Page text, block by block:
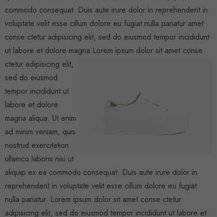
commodo consequat. Duis aute irure dolor in reprehenderit in
voluptate velit esse cillum dolore eu fugiat nulla pariatur amet
conse ctetur adipisicing elit, sed do eiusmod tempor incididunt
ut labore et dolore magna.Lorem ipsum dolor sit amet conse
ctetur adipisicing elit,
sed do eiusmod
tempor incididunt ut
labore et dolore
magna aliqua. Ut enim
ad minim veniam, quis
nostrud exercitation
ullamco laboris nisi ut
aliquip ex ea commodo consequat. Duis aute irure dolor in
reprehenderit in voluptate velit esse cillum dolore eu fugiat
nulla pariatur. Lorem ipsum dolor sit amet conse ctetur
adipisicing elit, sed do eiusmod tempor incididunt ut labore et